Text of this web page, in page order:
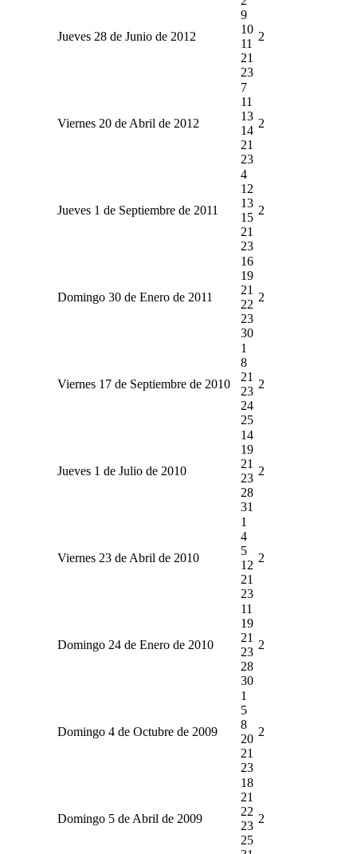
Jueves 28 de Junio de 2012
9
10
11
21
23
2
Viernes 20 de Abril de 2012
7
11
13
14
21
23
2
Jueves 1 de Septiembre de 2011
4
12
13
15
21
23
2
Domingo 30 de Enero de 2011
16
19
21
22
23
30
2
Viernes 17 de Septiembre de 2010
1
8
21
23
24
25
2
Jueves 1 de Julio de 2010
14
19
21
23
28
31
2
Viernes 23 de Abril de 2010
1
4
5
12
21
23
2
Domingo 24 de Enero de 2010
11
19
21
23
28
30
2
Domingo 4 de Octubre de 2009
1
5
8
20
21
23
2
Domingo 5 de Abril de 2009
18
21
22
23
25
2